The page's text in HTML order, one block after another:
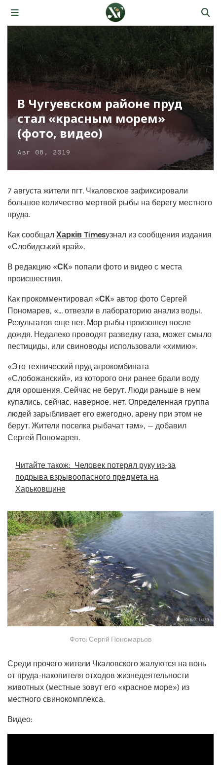
В Чугуевском районе пруд
стал «красным морем»
(фото, видео)
Авг 08, 2019
7 августа жители пгт. Чкаловское зафиксировали
большое количество мертвой рыбы на берегу местного
пруда.
Как сообщал Харків Timesузнал из сообщения издания
«Слобидський край».
В редакцию «СК» попали фото и видео с места
происшествия.
Как прокомментировал «СК» автор фото Сергей
Пономарев, «… отвезли в лабораторию анализ воды.
Результатов еще нет. Мор рыбы произошел после
дождя. Недалеко проводят разведку газа, может смыло
пестициды, или свиноводы использовали «химию».
«Это технический пруд агрокомбината
«Слобожанский», из которого они ранее брали воду
для орошения. Сейчас не берут. Люди раньше в нем
купались, сейчас, наверное, нет. Определенная группа
людей зарыбливает его ежегодно, арену при этом не
берут. Жители поселка рыбачат там», — добавил
Сергей Пономарев.
Читайте також: Человек потерял руку из-за
подрыва взрывоопасного предмета на
Харьковщине
Фото: Сергій Пономарьов
Среди прочего жители Чкаловского жалуются на вонь
от пруда-накопителя отходов жизнедеятельности
животных (местные зовут его «красное море») из
местного свинокомплекса.
Видео: